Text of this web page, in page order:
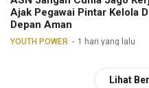
Ajak Pegawai Pintar Kelola
Depan Aman
YOUTH POWER 1 hari yang lalu
Lihat